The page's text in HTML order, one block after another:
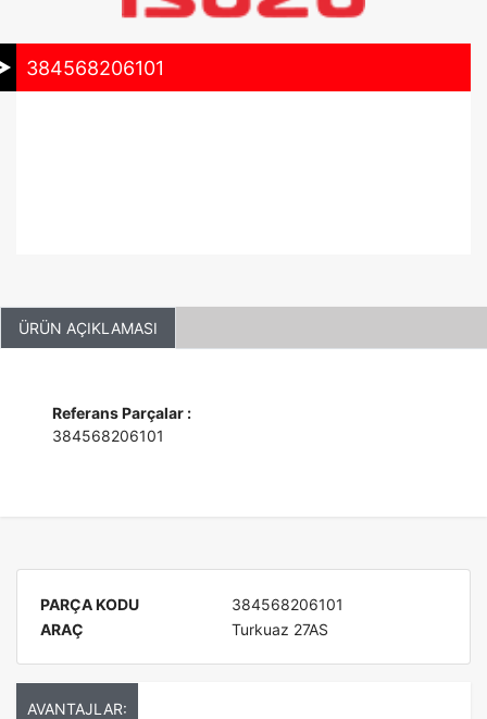
384568206101
ÜRÜN AÇIKLAMASI
Referans Parçalar :
384568206101
PARÇA KODU
384568206101
ARAÇ
Turkuaz 27AS
AVANTAJLAR: